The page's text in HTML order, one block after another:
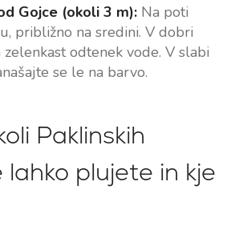
Gojce (okoli 3 m):Na poti
približno na sredini. V dobri
odtenek vode. V slabi
se le na barvo.
Paklinskih
lahko plujete in kje